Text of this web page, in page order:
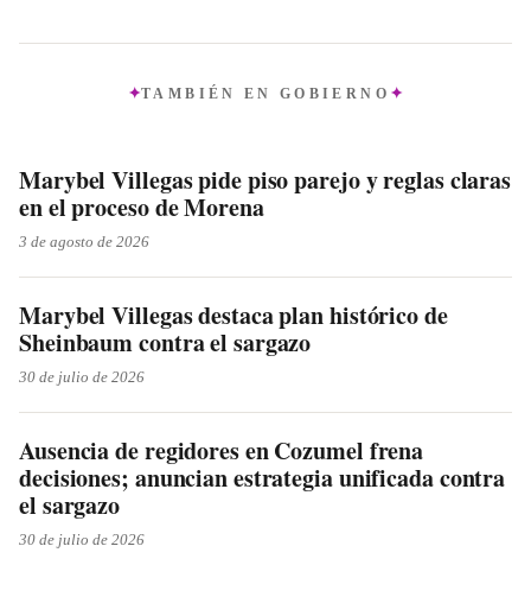
TAMBIÉN ENGOBIERNO
Marybel Villegas pide piso parejo y reglas claras
en el proceso de Morena
3 de agosto de 2026
Marybel Villegas destaca plan histórico de
Sheinbaum contra el sargazo
30 de julio de 2026
Ausencia de regidores en Cozumel frena
decisiones; anuncian estrategia unificada contra
el sargazo
30 de julio de 2026